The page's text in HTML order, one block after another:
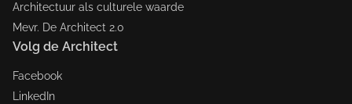
Architectuur als culturele waarde
Mevr. De Architect 2.0
Volg de Architect
Facebook
LinkedIn